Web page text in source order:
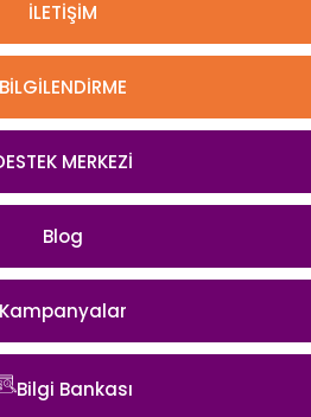
İLETİŞİM
BİLGİLENDİRME
MERKEZİ
Blog
Kampanyalar
Bilgi Bankası